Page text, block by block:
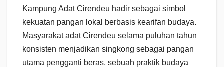
Kampung Adat Cirendeu hadir sebagai simbol
kekuatan pangan lokal berbasis kearifan budaya.
Masyarakat adat Cirendeu selama puluhan tahun
konsisten menjadikan singkong sebagai pangan
utama pengganti beras, sebuah praktik budaya